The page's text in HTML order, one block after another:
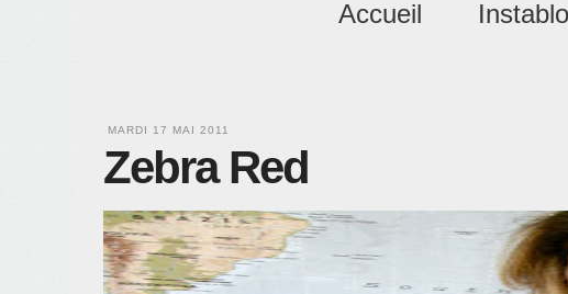
Accueil
MARDI 17 MAI 2011
Zebra Red